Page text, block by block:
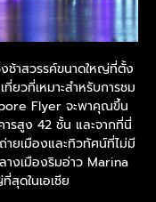
าสวรรค์ขนาดใหญ่ที่ตั้ง
ยวที่เหมาะสำหรับการชม
Flyer จะพาคุณขึ้น
รสูง 42 ชั้น และจากที่นี่
ยเมืองและทิวทัศน์ที่ไม่มี
งเมืองริมอ่าว Marina
สุดในเอเชีย